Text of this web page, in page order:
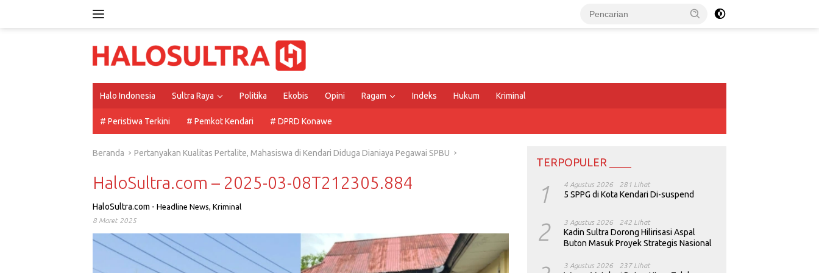
Halo Indonesia Sultra Raya Politika Ekobis Opini Ragam Indeks Hukum Kriminal
# Peristiwa Terkini # Pemkot Kendari # DPRD Konawe
Beranda Pertanyakan Kualitas Pertalite, Mahasiswa di Kendari Diduga Dianiaya Pegawai SPBU
HaloSultra.com – 2025-03-08T212305.884
HaloSultra.com - Headline News, Kriminal
8 Maret 2025
TERPOPULER ____
1 4 Agustus 2026 281 Lihat
5 SPPG di Kota Kendari Di-suspend
2 3 Agustus 2026 242 Lihat
Kadin Sultra Dorong Hilirisasi Aspal
Buton Masuk Proyek Strategis Nasional
3 Agustus 2026 237 Lihat